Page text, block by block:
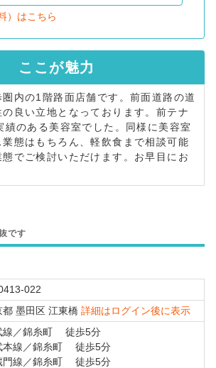
）はこちら
ここが魅力
内の1階路面店舗です。前面道路の道
良い立地となっております。前テナ
績のある美容室でした。同様に美容室
態はもちろん、軽飲食まで相談可能
でご検討いただけます。お早目にお
です
022
都 墨田区 江東橋 詳細はログイン後に表示
線 ／錦糸町 徒歩5分
本線 ／錦糸町 徒歩5分
門線 ／錦糸町 徒歩5分